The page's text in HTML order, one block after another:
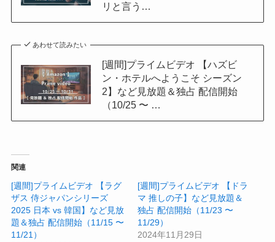
リと言う…
あわせて読みたい
[週間]プライムビデオ 【ハズビ
ン・ホテルへようこそ シーズン
2】など見放題＆独占 配信開始
（10/25 〜 …
関連
[週間]プライムビデオ 【ラグ
ザス 侍ジャパンシリーズ
2025 日本 vs 韓国】など見放
題＆独占 配信開始（11/15 〜
11/21）
[週間]プライムビデオ 【ドラ
マ 推しの子】など見放題＆
独占 配信開始（11/23 〜
11/29）
2024年11月29日